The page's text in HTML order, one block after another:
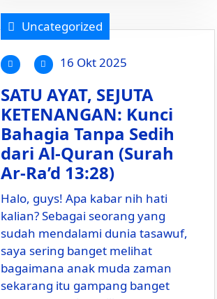
Uncategorized
16 Okt 2025
SATU AYAT, SEJUTA
KETENANGAN: Kunci
Bahagia Tanpa Sedih
dari Al-Quran (Surah
Ar-Ra’d 13:28)
Halo, guys! Apa kabar nih hati
kalian? Sebagai seorang yang
sudah mendalami dunia tasawuf,
saya sering banget melihat
bagaimana anak muda zaman
sekarang itu gampang banget